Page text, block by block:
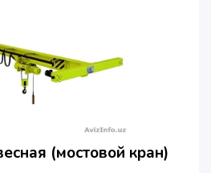
(мостовой кран)